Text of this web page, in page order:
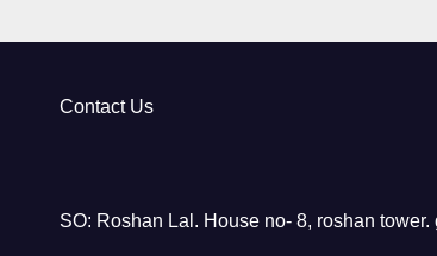
Contact Us
SO: Roshan Lal. House no- 8, roshan